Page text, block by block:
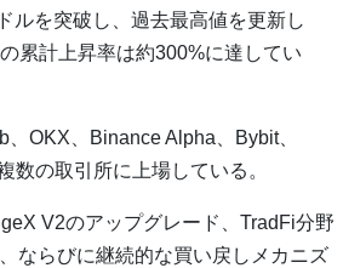
ルを突破し、過去最高値を更新し
累計上昇率は約300%に達してい
OKX、Binance Alpha、Bybit、
数の取引所に上場している。
V2のアップグレード、TradFi分野
ならびに継続的な買い戻しメカニズ